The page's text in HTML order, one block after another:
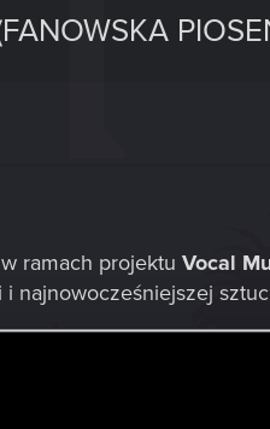
ramach projektu Vocal
najnowocześniejszej
którą technologia AI
w zupełnie nowym,
nigdy wcześniej.